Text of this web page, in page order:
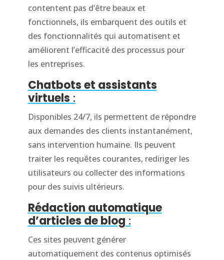
contentent pas d’être beaux et
fonctionnels, ils embarquent des outils et
des fonctionnalités qui automatisent et
améliorent l’efficacité des processus pour
les entreprises.
Chatbots et assistants
virtuels :
Disponibles 24/7, ils permettent de répondre
aux demandes des clients instantanément,
sans intervention humaine. Ils peuvent
traiter les requêtes courantes, rediriger les
utilisateurs ou collecter des informations
pour des suivis ultérieurs.
Rédaction automatique
d’articles de blog :
Ces sites peuvent générer
automatiquement des contenus optimisés